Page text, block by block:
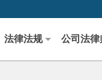
法律法规 公司法律